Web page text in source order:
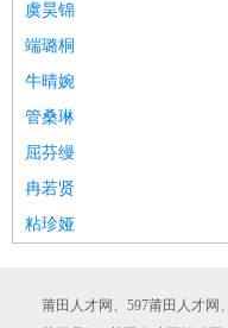
虞昊锦
端璐桐
牛晴婉
管桑琳
屈芬缦
冉若贤
粘珍娅
莆田人才网、597莆田人才网